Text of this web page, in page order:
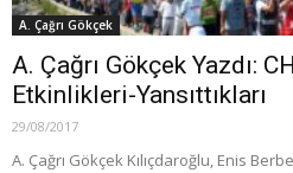
A. Çağrı Gökçek
A. Çağrı Gökçek Yazdı:
Etkinlikleri-Yansıttıkları
29/08/2017
A. Çağrı Gökçek Kılıçdaroğlu, Enis